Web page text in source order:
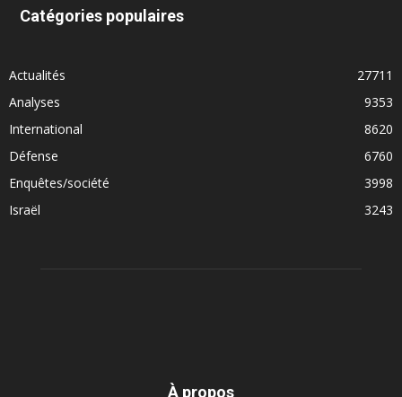
Catégories populaires
Actualités
27711
Analyses
9353
International
8620
Défense
6760
Enquêtes/société
3998
Israël
3243
À propos